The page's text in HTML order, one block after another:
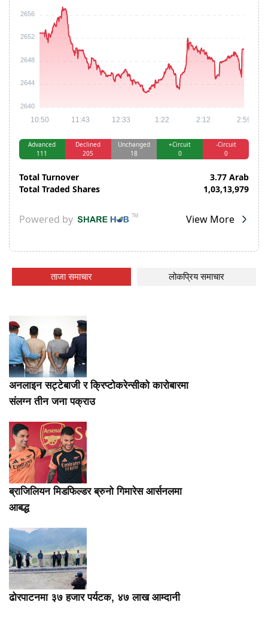
ताजा समाचार लोकप्रिय समाचार
अनलाइन सट्टेबाजी र क्रिप्टोकरेन्सीको कारोबारमा
संलग्न तीन जना पक्राउ
ब्राजिलियन मिडफिल्डर ब्रुनो गिमारेस आर्सनलमा
आबद्ध
ढोरपाटनमा ३७ हजार पर्यटक, ४७ लाख आम्दानी